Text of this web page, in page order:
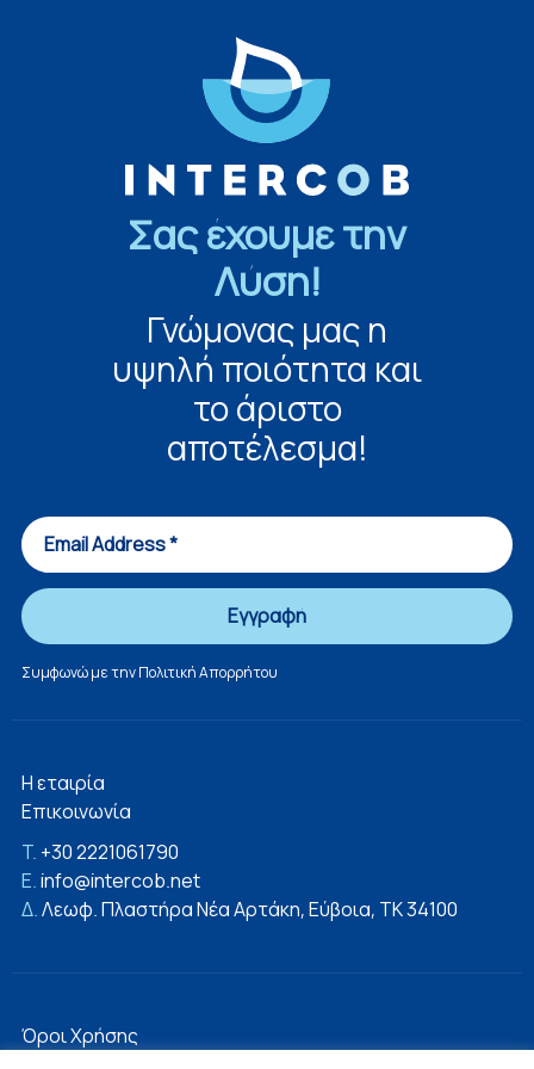
Σας έχουμε την
Λύση!
Γνώμονας μας η
υψηλή ποιότητα και
το άριστο
αποτέλεσμα!
Συμφωνώ με τηνΠολιτική Απορρήτου
Η εταιρία
Επικοινωνία
T. +30 2221061790
E.info@intercob.net
Δ.Λεωφ. Πλαστήρα Νέα Αρτάκη, Εύβοια, ΤΚ 34100
Όροι Χρήσης